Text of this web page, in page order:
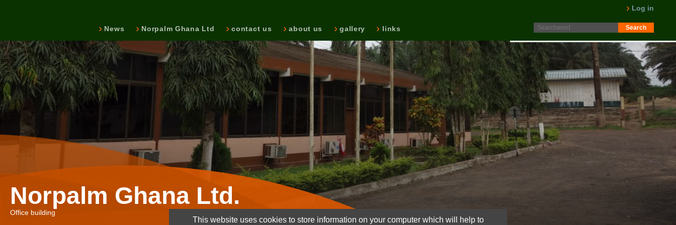
News Norpalm Ghana Ltd contact us about us gallery links
Log in
Intranett. Logg in. Minutes from AGM 2025 is now available
LES MER
Norpalm Ghana Ltd.
Office building
This website uses cookies to store information on your computer which will help to